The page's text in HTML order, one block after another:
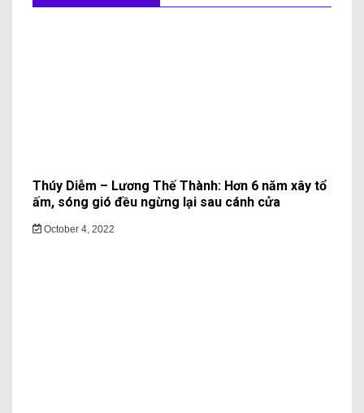
Thúy Diễm – Lương Thế Thành: Hơn 6 năm xây tổ
ấm, sóng gió đều ngừng lại sau cánh cửa
October 4, 2022